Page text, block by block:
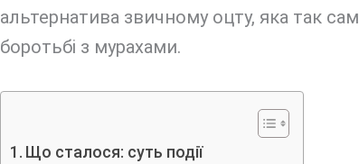
альтернатива звичному оцту, яка так
боротьбі з мурахами.
Що сталося: суть події